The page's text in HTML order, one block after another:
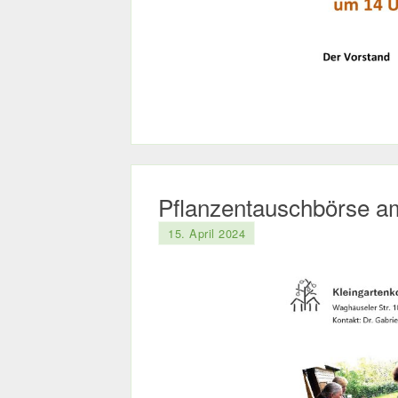
Pflanzentauschbörse
15. April 2024